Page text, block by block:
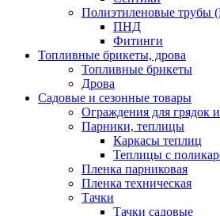
Полиэтиленовые
ПНД
Фитинги
Топливные брикеты, дрова
Топливные брикеты
Дрова
Садовые и сезонные товары
Ограждения для грядок
Парники, теплицы
Каркасы теплиц
Теплицы с
Пленка парниковая
Пленка техническая
Тачки
Тачки садовые